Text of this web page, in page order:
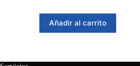
Añadir al carrito